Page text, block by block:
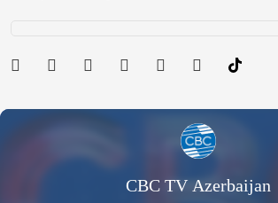
CBC TV Azerbaijan